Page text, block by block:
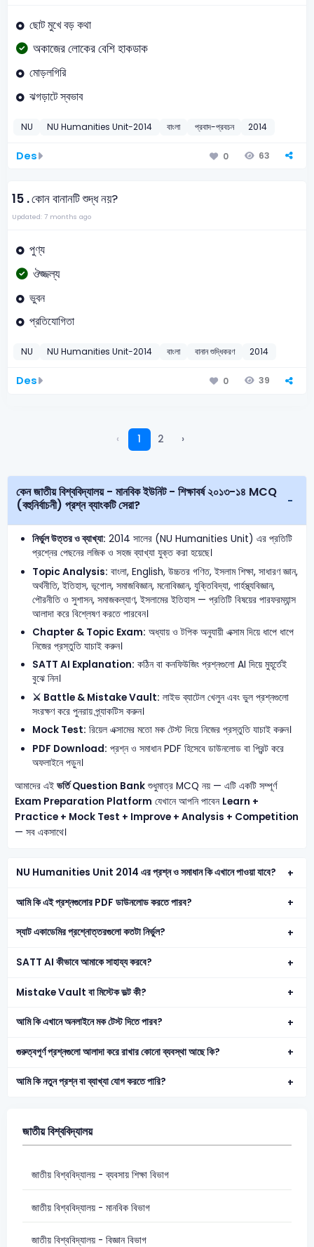
ছোট মুখে বড় কথা
অকাজের লোকের বেশি হাকডাক
মোড়লগিরি
ঝগড়াটে স্বভাব
NU NU Humanities Unit-2014 বাংলা প্রবাদ-প্রবচন 2014
Des 0 63
15 .কোন বানানটি শুদ্ধ নয়?
Updated: 7 months ago
পুণ্য
ঔজ্জল্য
ভুবন
প্রতিযোগিতা
NU NU Humanities Unit-2014 বাংলা বানান শুদ্ধিকরণ 2014
Des 0 39
‹ 1 2 ›
কেন জাতীয় বিশ্ববিদ্যালয় - মানবিক ইউনিট - শিক্ষাবর্ষ ২০১৩-১৪ MCQ
(বহুনির্বাচনী) প্রশ্ন ব্যাংকটি সেরা?
নির্ভুল উত্তর ও ব্যাখ্যা: 2014 সালের (NU Humanities Unit) এর প্রতিটি
প্রশ্নের পেছনের লজিক ও সহজ ব্যাখ্যা যুক্ত করা হয়েছে।
Topic Analysis: বাংলা, English, উচ্চতর গণিত, ইসলাম শিক্ষা, সাধারণ জ্ঞান,
অর্থনীতি, ইতিহাস, ভূগোল, সমাজবিজ্ঞান, মনোবিজ্ঞান, যুক্তিবিদ্যা, গার্হস্থ্যবিজ্ঞান,
পৌরনীতি ও সুশাসন, সমাজকল্যাণ, ইসলামের ইতিহাস — প্রতিটি বিষয়ের পারফরম্যান্স
আলাদা করে বিশ্লেষণ করতে পারবেন।
Chapter & Topic Exam: অধ্যায় ও টপিক অনুযায়ী এক্সাম দিয়ে ধাপে ধাপে
নিজের প্রস্তুতি যাচাই করুন।
SATT AI Explanation: কঠিন বা কনফিউজিং প্রশ্নগুলো AI দিয়ে মুহূর্তেই
বুঝে নিন।
⚔️ Battle & Mistake Vault: লাইভ ব্যাটেল খেলুন এবং ভুল প্রশ্নগুলো
সংরক্ষণ করে পুনরায় প্র্যাকটিস করুন।
Mock Test: রিয়েল এক্সামের মতো মক টেস্ট দিয়ে নিজের প্রস্তুতি যাচাই করুন।
PDF Download: প্রশ্ন ও সমাধান PDF হিসেবে ডাউনলোড বা প্রিন্ট করে
অফলাইনে পড়ুন।
আমাদের এই ভর্তি Question Bankশুধুমাত্র MCQ নয় — এটি একটি সম্পূর্ণ
Exam Preparation Platform যেখানে আপনি পাবেন Learn +
Practice + Mock Test + Improve + Analysis + Competition
— সব একসাথে।
NU Humanities Unit 2014 এর প্রশ্ন ও সমাধান কি এখানে পাওয়া যাবে?
আমি কি এই প্রশ্নগুলোর PDF ডাউনলোড করতে পারব?
স্যাট একাডেমির প্রশ্নোত্তরগুলো কতটা নির্ভুল?
SATT AI কীভাবে আমাকে সাহায্য করবে?
Mistake Vault বা মিস্টেক ভল্ট কী?
আমি কি এখানে অনলাইনে মক টেস্ট দিতে পারব?
গুরুত্বপূর্ণ প্রশ্নগুলো আলাদা করে রাখার কোনো ব্যবস্থা আছে কি?
আমি কি নতুন প্রশ্ন বা ব্যাখ্যা যোগ করতে পারি?
জাতীয় বিশ্ববিদ্যালয়
জাতীয় বিশ্ববিদ্যালয় - ব্যবসায় শিক্ষা বিভাগ
জাতীয় বিশ্ববিদ্যালয় - মানবিক বিভাগ
জাতীয় বিশ্ববিদ্যালয় - বিজ্ঞান বিভাগ